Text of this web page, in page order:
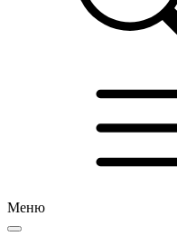
Меню